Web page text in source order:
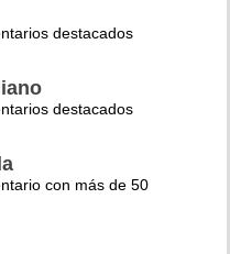
destacados
destacados
con más de 50